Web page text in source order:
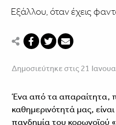
Εξάλλου, όταν έχεις
Δημοσιεύτηκε στις 21
Ένα από τα απαραίτητα,
καθημερινότητά μας,
πανδημία του κορωνοϊού